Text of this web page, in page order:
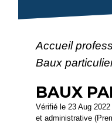
Accueil
Baux
BAUX
Vérifié le 23 Aug
et administrative